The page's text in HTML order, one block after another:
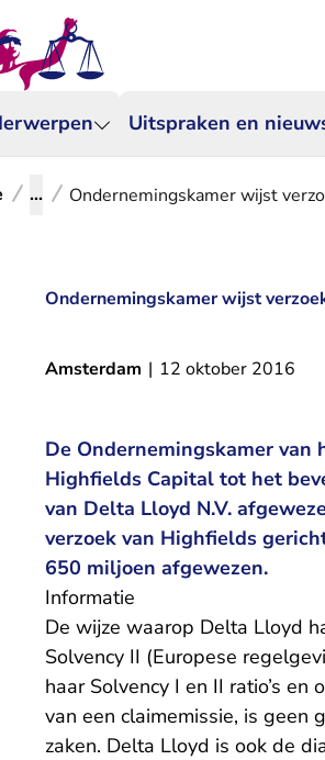
Uitspraken en
... Ondernemingskamer wijst
Ondernemingskamer wijst
Amsterdam | 12 oktober 2016
De Ondernemingskamer van
Highfields Capital tot het
van Delta Lloyd N.V.
verzoek van Highfields
650 miljoen afgewezen.
Informatie
De wijze waarop Delta Lloyd
Solvency II (Europese
haar Solvency I en II ratio’s
van een claimemissie, is geen
zaken. Delta Lloyd is ook de